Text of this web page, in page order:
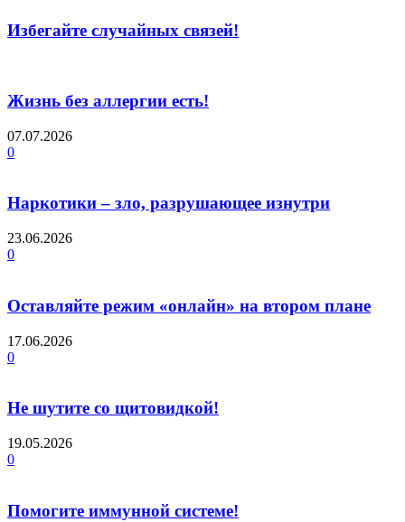
Избегайте случайных связей!
Жизнь без аллергии есть!
07.07.2026
0
Наркотики – зло, разрушающее изнутри
23.06.2026
0
Оставляйте режим «онлайн» на втором плане
17.06.2026
0
Не шутите со щитовидкой!
19.05.2026
0
Помогите иммунной системе!